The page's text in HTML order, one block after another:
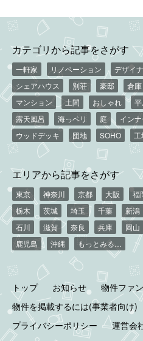
カテゴリから記事をさがす
一軒家 リノベーション デザイ
シェアハウス
別荘 豪邸 倉庫
マンション
土間 おしゃれ
露天風呂
海っペリ 庭 イン
ウッドデッキ
団地 SOHO
エリアから記事をさがす
東京 神奈川 京都 大阪 福
栃木
茨城 埼玉 千葉 新潟
石川
滋賀 奈良 兵庫 岡山
鹿児島
沖縄 もっとみる…
トップ お知らせ 物件ファ
物件を掲載するには(事業者向け)
プライバシーポリシー
運営会